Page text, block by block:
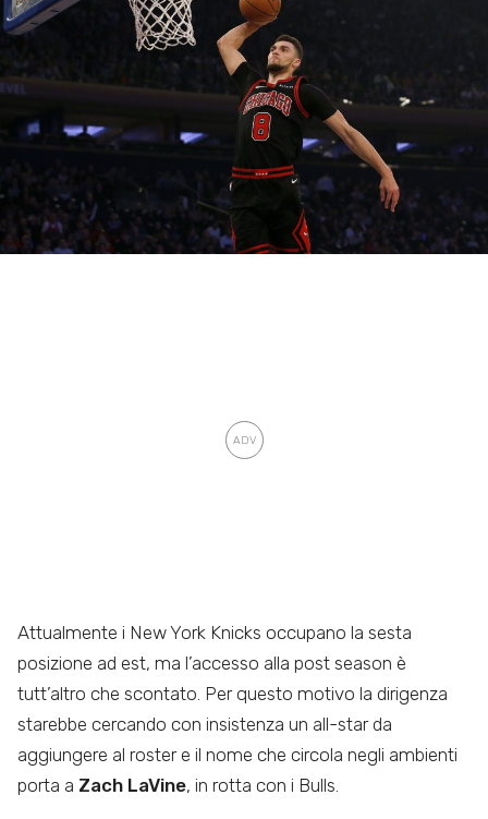
Attualmente i New York Knicks occupano la sesta
posizione ad est, ma l’accesso alla post season è
tutt’altro che scontato. Per questo motivo la dirigenza
starebbe cercando con insistenza un all-star da
aggiungere al roster e il nome che circola negli ambienti
porta a Zach LaVine, in rotta con i Bulls.